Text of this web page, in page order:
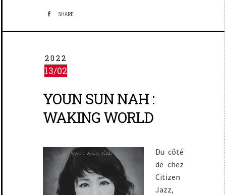
SHARE
2022
13/02
YOUN SUN NAH :
WAKING WORLD
Du côté
de chez
Citizen
Jazz,